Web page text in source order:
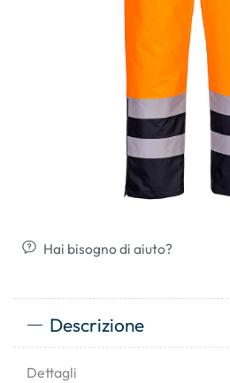
Hai bisogno di aiuto?
Descrizione
Dettagli